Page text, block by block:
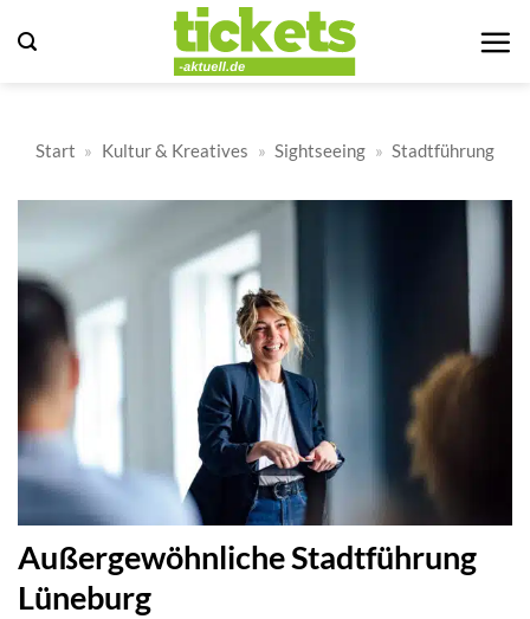
Inhalt
Start » Kultur & Kreatives » Sightseeing » Stadtführung
Außergewöhnliche Stadtführung
Lüneburg